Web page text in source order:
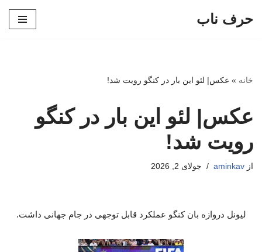
حرف ناب
خانه » عکس| لئو این بار در کنگو رویت شد!
عکس| لئو این بار در کنگو
رویت شد!
از aminkav جولای 2, 2026
لیونل دروازه بان کنگو عملکرد قابل توجهی در جام جهانی داشت.